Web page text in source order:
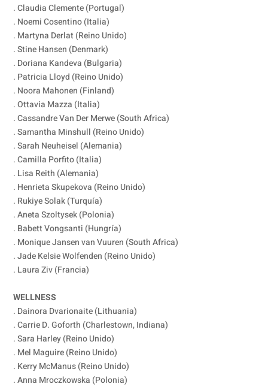
. Claudia Clemente (Portugal)
. Noemi Cosentino (Italia)
. Martyna Derlat (Reino Unido)
. Stine Hansen (Denmark)
. Doriana Kandeva (Bulgaria)
. Patricia Lloyd (Reino Unido)
. Noora Mahonen (Finland)
. Ottavia Mazza (Italia)
. Cassandre Van Der Merwe (South Africa)
. Samantha Minshull (Reino Unido)
. Sarah Neuheisel (Alemania)
. Camilla Porfito (Italia)
. Lisa Reith (Alemania)
. Henrieta Skupekova (Reino Unido)
. Rukiye Solak (Turquía)
. Aneta Szoltysek (Polonia)
. Babett Vongsanti (Hungría)
. Monique Jansen van Vuuren (South Africa)
. Jade Kelsie Wolfenden (Reino Unido)
. Laura Ziv (Francia)
WELLNESS
. Dainora Dvarionaite (Lithuania)
. Carrie D. Goforth (Charlestown, Indiana)
. Sara Harley (Reino Unido)
. Mel Maguire (Reino Unido)
. Kerry McManus (Reino Unido)
. Anna Mroczkowska (Polonia)